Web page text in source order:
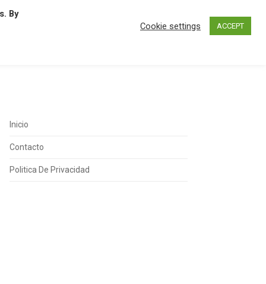
N
Inicio
Contacto
Politica De Privacidad
By
Cookie settings ACCEPT